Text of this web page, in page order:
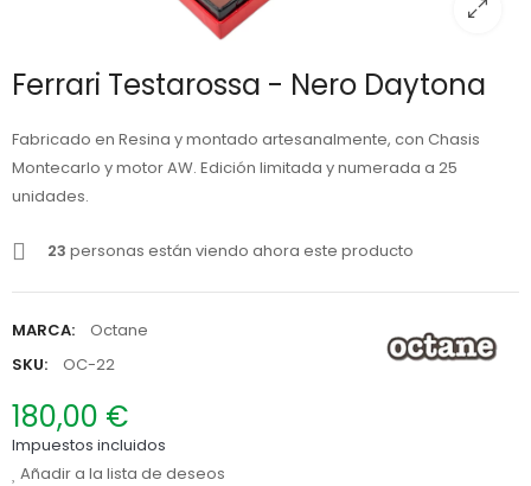
Ferrari Testarossa - Nero Daytona
Fabricado en Resina y montado artesanalmente, con Chasis
Montecarlo y motor AW. Edición limitada y numerada a 25
unidades.
23 personas están viendo ahora este producto
MARCA:
Octane
SKU:
OC-22
180,00 €
Impuestos incluidos
Añadir a la lista de deseos